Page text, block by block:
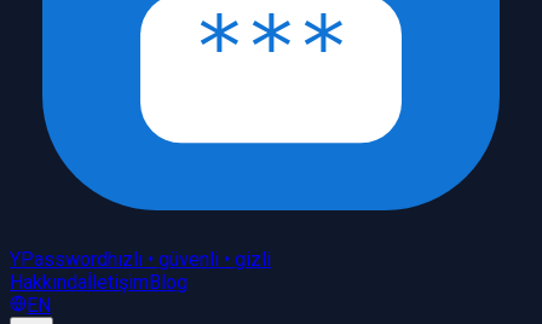
YPasswordhızlı • güvenli • gizli
HakkındaİletişimBlog
EN